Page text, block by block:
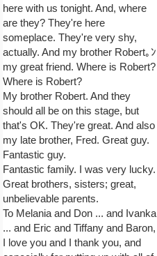
here with us tonight. And, where
are they? They're here
someplace. They're very shy,
actually. And my brother Robert｡ﾝ
my great friend. Where is Robert?
Where is Robert?
My brother Robert. And they
should all be on this stage, but
that's OK. They're great. And also
my late brother, Fred. Great guy.
Fantastic guy.
Fantastic family. I was very lucky.
Great brothers, sisters; great,
unbelievable parents.
To Melania and Don ... and Ivanka
... and Eric and Tiffany and Baron,
I love you and I thank you, and